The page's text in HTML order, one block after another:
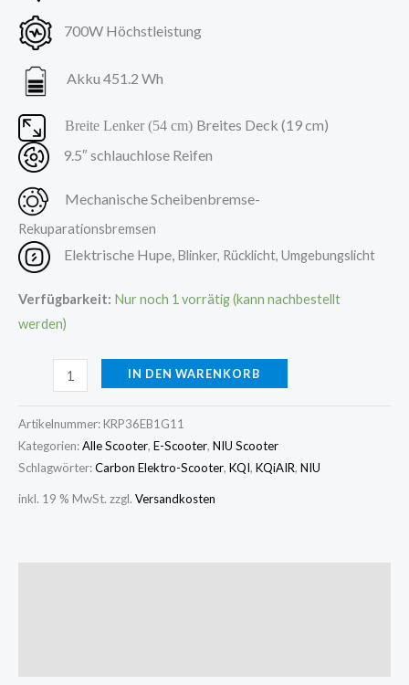
700W Höchstleistung
Akku 451.2 Wh
Breite Lenker (54 cm) Breites Deck (19 cm)
9.5″ schlauchlose Reifen
Mechanische Scheibenbremse-
Rekuparationsbremsen
Elektrische Hupe, Blinker, Rücklicht, Umgebungslicht
Verfügbarkeit: Nur noch 1 vorrätig (kann nachbestellt
werden)
IN DEN WARENKORB
Artikelnummer: KRP36EB1G11
Kategorien:Alle Scooter, E-Scooter, NIU Scooter
Schlagwörter:Carbon Elektro-Scooter, KQI, KQiAIR, NIU
inkl. 19 % MwSt. zzgl. Versandkosten